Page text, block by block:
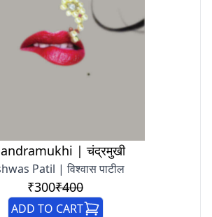
| चंद्रमुखी
Patil | विश्वास पाटील
₹300₹400
ADD TO CART